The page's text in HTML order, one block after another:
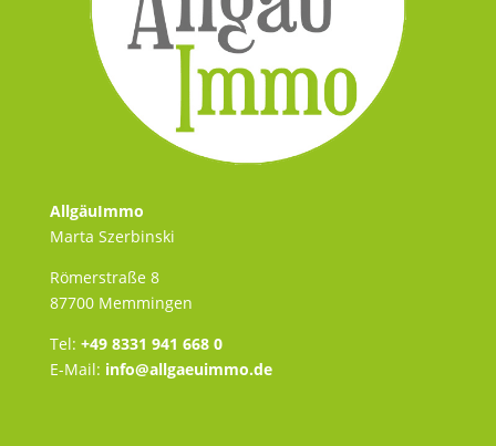
AllgäuImmo
Marta Szerbinski
Römerstraße 8
87700 Memmingen
Tel: +49 8331 941 668 0
E-Mail: info@allgaeuimmo.de